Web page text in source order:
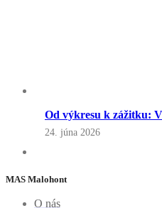
Od výkresu k zážitku:
24. júna 2026
MAS Malohont
O nás